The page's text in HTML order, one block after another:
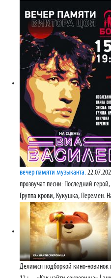
вечер памяти музыканта.
прозвучат песни: Последний
Группа крови, Кукушка, Перемен.
Делимся подборкой кино-новинок